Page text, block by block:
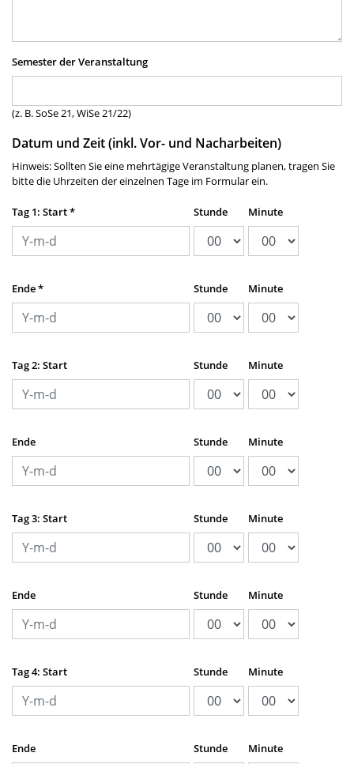
Semester der Veranstaltung
(z. B. SoSe 21, WiSe 21/22)
Datum und Zeit (inkl. Vor- und Nacharbeiten)
Hinweis: Sollten Sie eine mehrtägige Veranstaltung planen, tragen Sie
bitte die Uhrzeiten der einzelnen Tage im Formular ein.
Tag 1: Start* Stunde Minute
Ende* Stunde Minute
Tag 2: Start Stunde Minute
Ende Stunde Minute
Tag 3: Start Stunde Minute
Ende Stunde Minute
Tag 4: Start Stunde Minute
Ende Stunde Minute